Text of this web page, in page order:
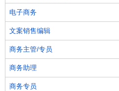
电子商务
文案销售编辑
商务主管/专员
商务助理
商务专员